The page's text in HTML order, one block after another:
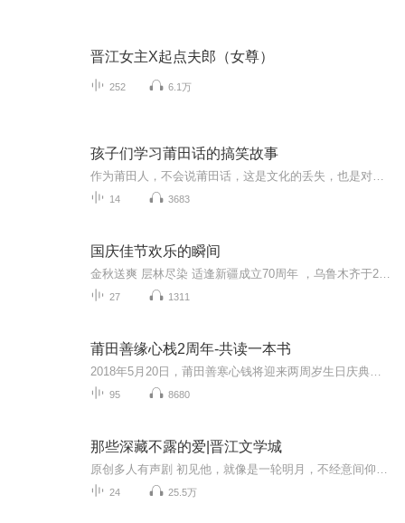
晋江女主X起点夫郎（女尊）
252 6.1万
孩子们学习莆田话的搞笑故事
14 3683
国庆佳节欢乐的瞬间
27 1311
莆田善缘心栈2周年-共读一本书
95 8680
那些深藏不露的爱|晋江文学城
24 25.5万